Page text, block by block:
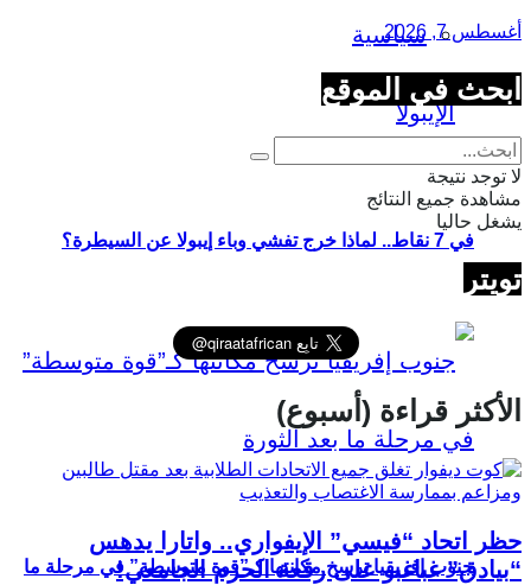
سياسية
في 7 نقاط.. لماذا خرج تفشي وباء إيبولا عن السيطرة؟
جنوب إفريقيا ترسخ مكانتها كـ”قوة متوسطة” في مرحلة ما
أغسطس 7, 2026
ابحث في الموقع
لا توجد نتيجة
مشاهدة جميع النتائج
يشغل حاليا
تويتر
الأكثر قراءة (أسبوع)
حظر اتحاد “فيسي” الإيفواري.. واتارا يدهس
“بيادق” غباغبو على رقعة الحرم الجامعي!